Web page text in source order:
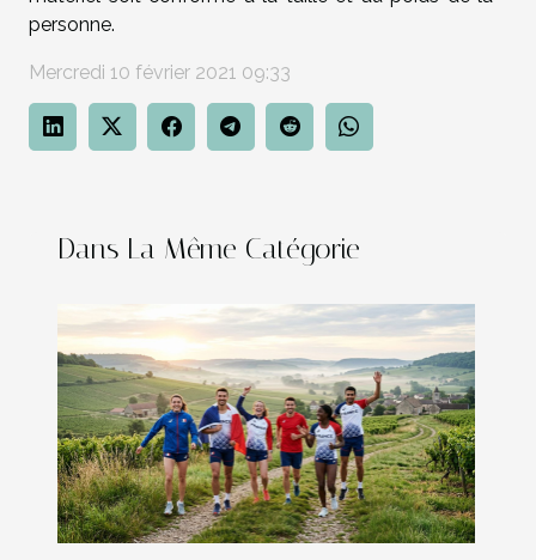
personne.
Mercredi 10 février 2021 09:33
Dans La Même Catégorie